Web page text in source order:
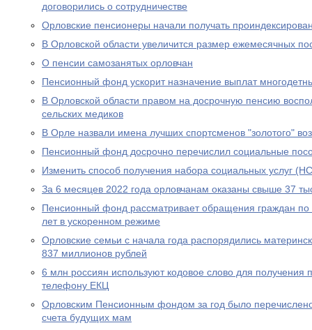
договорились о сотрудничестве
Орловские пенсионеры начали получать
В Орловской области увеличится размер ежемесячных
О пенсии самозанятых орловчан
Пенсионный фонд ускорит назначение выплат
В Орловской области правом на досрочную пенсию
сельских медиков
В Орле назвали имена лучших спортсменов "золотого"
Пенсионный фонд досрочно перечислил социальные
Изменить способ получения набора социальных услуг
За 6 месяцев 2022 года орловчанам оказаны свыше 37
Пенсионный фонд рассматривает обращения граждан по
лет в ускоренном режиме
Орловские семьи с начала года распорядились
837 миллионов рублей
6 млн россиян используют кодовое слово для получения
телефону ЕКЦ
Орловским Пенсионным фондом за год было
счета будущих мам